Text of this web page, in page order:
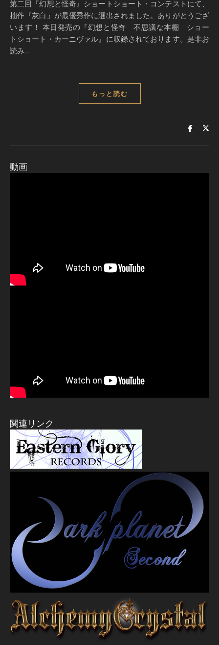
第二回『幻想と怪奇』ショートショート・コンテストにて、
拙作『灰白』が最優秀作に選出されました。ありがとうござ
います！ 本日発売の『幻想と怪奇 不思議な本棚 ショー
トショート・カーニヴァル』に収録されております。是非お
読み…
もっと読む
動画
関連リンク